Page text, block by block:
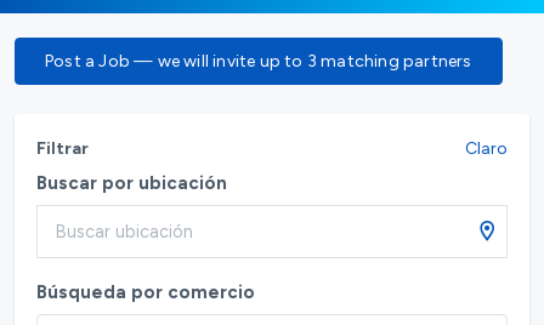
Post a Job — we will invite up to 3 matching partners
Filtrar Claro
Buscar por ubicación
Búsqueda por comercio